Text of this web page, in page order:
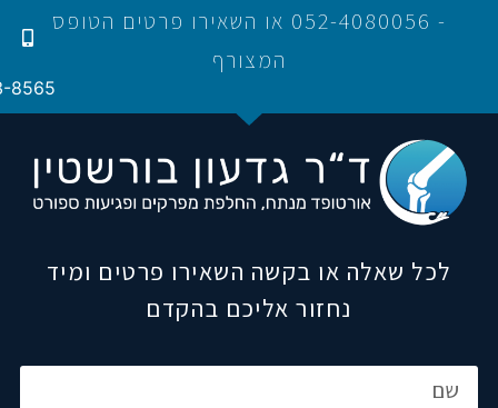
- 052-4080056 או השאירו פרטים הטופס
המצורף
לכל שאלה או בקשה השאירו פרטים ומיד
נחזור אליכם בהקדם
8565